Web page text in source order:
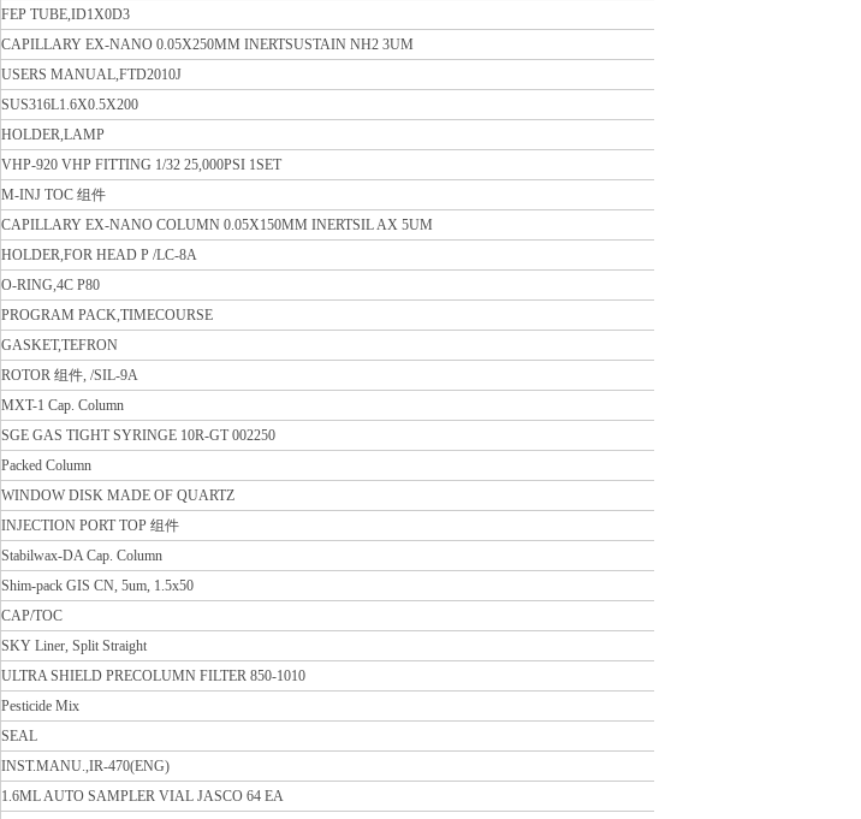
FEP TUBE,ID1X0D3
CAPILLARY EX-NANO 0.05X250MM INERTSUSTAIN NH2 3UM
USERS MANUAL,FTD2010J
SUS316L1.6X0.5X200
HOLDER,LAMP
VHP-920 VHP FITTING 1/32 25,000PSI 1SET
M-INJ TOC 组件
CAPILLARY EX-NANO COLUMN 0.05X150MM INERTSIL AX 5UM
HOLDER,FOR HEAD P /LC-8A
O-RING,4C P80
PROGRAM PACK,TIMECOURSE
GASKET,TEFRON
ROTOR 组件, /SIL-9A
MXT-1 Cap. Column
SGE GAS TIGHT SYRINGE 10R-GT 002250
Packed Column
WINDOW DISK MADE OF QUARTZ
INJECTION PORT TOP 组件
Stabilwax-DA Cap. Column
Shim-pack GIS CN, 5um, 1.5x50
CAP/TOC
SKY Liner, Split Straight
ULTRA SHIELD PRECOLUMN FILTER 850-1010
Pesticide Mix
SEAL
INST.MANU.,IR-470(ENG)
1.6ML AUTO SAMPLER VIAL JASCO 64 EA